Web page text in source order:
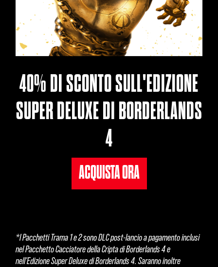
40% DI SCONTO SULL'EDIZIONE
SUPER DELUXE DI BORDERLANDS
4
ACQUISTA ORA
*I Pacchetti Trama 1 e 2 sono DLC post-lancio a pagamento inclusi
nel Pacchetto Cacciatore della Cripta di Borderlands 4 e
nell'Edizione Super Deluxe di Borderlands 4. Saranno inoltre